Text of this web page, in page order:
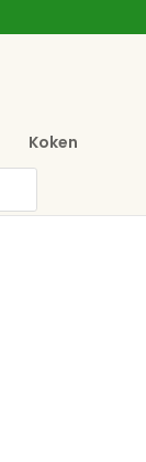
Koken